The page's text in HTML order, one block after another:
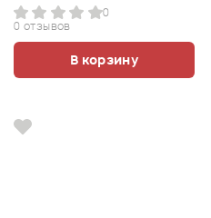
0
0 отзывов
В корзину